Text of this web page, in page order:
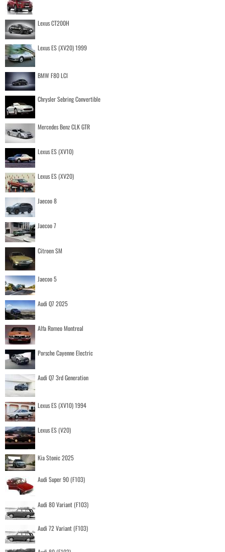
Lexus CT200H
Lexus ES (XV20) 1999
BMW F80 LCI
Chrysler Sebring Convertible
Mercedes Benz CLK GTR
Lexus ES (XV10)
Lexus ES (XV20)
Jaecoo 8
Jaecoo 7
Citroen SM
Jaecoo 5
Audi Q7 2025
Alfa Romeo Montreal
Porsche Cayenne Electric
Audi Q7 3rd Generation
Lexus ES (XV10) 1994
Lexus ES (V20)
Kia Stonic 2025
Audi Super 90 (F103)
Audi 80 Variant (F103)
Audi 72 Variant (F103)